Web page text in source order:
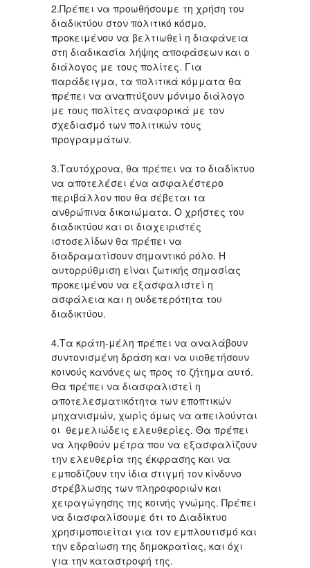
2.Πρέπει να προωθήσουμε τη χρήση του
διαδικτύου στον πολιτικό κόσμο,
προκειμένου να βελτιωθεί η διαφάνεια
στη διαδικασία λήψης αποφάσεων και ο
διάλογος με τους πολίτες. Για
παράδειγμα, τα πολιτικά κόμματα θα
πρέπει να αναπτύξουν μόνιμο διάλογο
με τους πολίτες αναφορικά με τον
σχεδιασμό των πολιτικών τους
προγραμμάτων.
3.Ταυτόχρονα, θα πρέπει να το διαδίκτυο
να αποτελέσει ένα ασφαλέστερο
περιβάλλον που θα σέβεται τα
ανθρώπινα δικαιώματα. Ο χρήστες του
διαδικτύου και οι διαχειριστές
ιστοσελίδων θα πρέπει να
διαδραματίσουν σημαντικό ρόλο. Η
αυτορρύθμιση είναι ζωτικής σημασίας
προκειμένου να εξασφαλιστεί η
ασφάλεια και η ουδετερότητα του
διαδικτύου.
4.Τα κράτη-μέλη πρέπει να αναλάβουν
συντονισμένη δράση και να υιοθετήσουν
κοινούς κανόνες ως προς το ζήτημα αυτό.
Θα πρέπει να διασφαλιστεί η
αποτελεσματικότητα των εποπτικών
μηχανισμών, χωρίς όμως να απειλούνται
οι θεμελιώδεις ελευθερίες. Θα πρέπει
να ληφθούν μέτρα που να εξασφαλίζουν
την ελευθερία της έκφρασης και να
εμποδίζουν την ίδια στιγμή τον κίνδυνο
στρέβλωσης των πληροφοριών και
χειραγώγησης της κοινής γνώμης. Πρέπει
να διασφαλίσουμε ότι το Διαδίκτυο
χρησιμοποιείται για τον εμπλουτισμό και
την εδραίωση της δημοκρατίας, και όχι
για την καταστροφή της.